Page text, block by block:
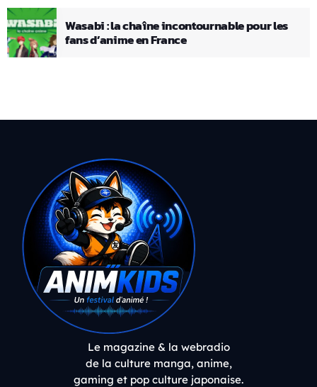
Wasabi : la chaîne incontournable pour les
fans d’anime en France
Le magazine & la webradio
de la culture manga, anime,
gaming et pop culture japonaise.